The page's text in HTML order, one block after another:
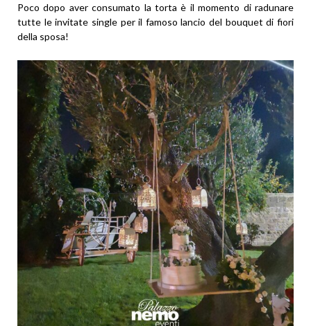
Poco dopo aver consumato la torta è il momento di radunare
tutte le invitate single per il famoso lancio del bouquet di fiori
della sposa!